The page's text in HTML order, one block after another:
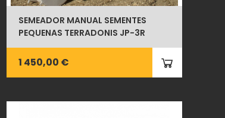
SEMEADOR MANUAL SEMENTES
PEQUENAS TERRADONIS JP-3R
1 450,00 €